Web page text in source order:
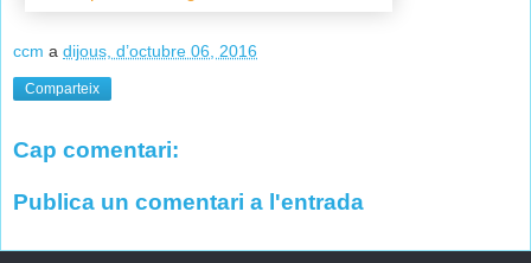
ccm a dijous, d’octubre 06, 2016
Comparteix
Cap comentari:
Publica un comentari a l'entrada